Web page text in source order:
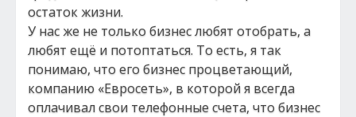
остаток жизни.
У нас же не только бизнес любят отобрать, а
любят ещё и потоптаться. То есть, я так
понимаю, что его бизнес процветающий,
компанию «Евросеть», в которой я всегда
оплачивал свои телефонные счета, что бизнес